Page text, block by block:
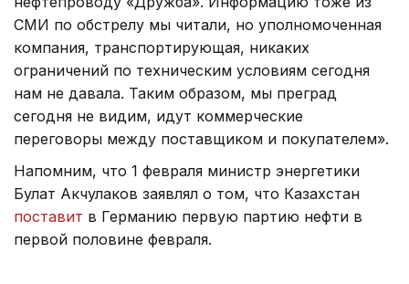
СМИ по обстрелу мы читали, но уполномоченная
компания, транспортирующая, никаких
ограничений по техническим условиям сегодня
нам не давала. Таким образом, мы преград
сегодня не видим, идут коммерческие
переговоры между поставщиком и покупателем».
Напомним, что 1 февраля министр энергетики
Булат Акчулаков заявлял о том, что Казахстан
поставит в Германию первую партию нефти в
первой половине февраля.